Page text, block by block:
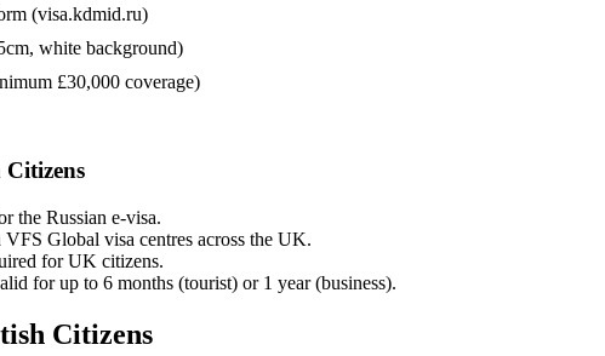
(visa.kdmid.ru)
white background)
£30,000 coverage)
the Russian e-visa.
Global visa centres across the UK.
for UK citizens.
for up to 6 months (tourist) or 1 year (business).
Citizens